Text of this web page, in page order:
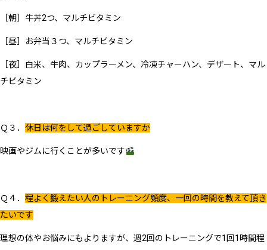
［朝］牛丼2つ、マルチビタミン
［昼］お弁当３つ、マルチビタミン
［夜］白米、牛肉、カップラーメン、冷凍チャーハン、デザート、マル
チビタミン
Ｑ３． 休日は何をして過ごしていますか
映画やジムに行くことが多いです
Ｑ４． 程よく鍛えたい人のトレーニング頻度、一回の時間を教えて頂き
たいです
理想の体やお悩みにもよりますが、週2回のトレーニングで1回1時間程